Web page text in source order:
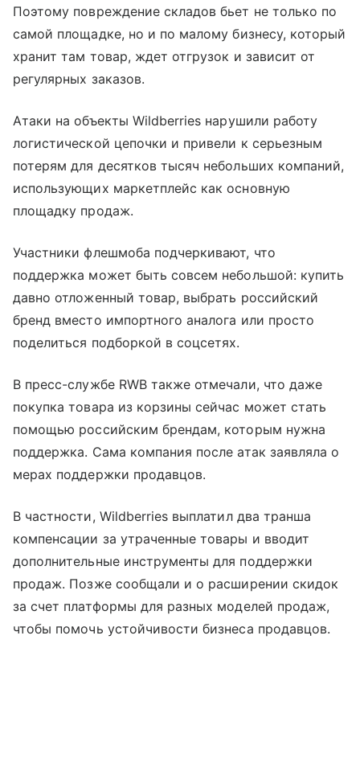
Поэтому повреждение складов бьет не только по
самой площадке, но и по малому бизнесу, который
хранит там товар, ждет отгрузок и зависит от
регулярных заказов.
Атаки на объекты Wildberries нарушили работу
логистической цепочки и привели к серьезным
потерям для десятков тысяч небольших компаний,
использующих маркетплейс как основную
площадку продаж.
Участники флешмоба подчеркивают, что
поддержка может быть совсем небольшой: купить
давно отложенный товар, выбрать российский
бренд вместо импортного аналога или просто
поделиться подборкой в соцсетях.
В пресс-службе RWB также отмечали, что даже
покупка товара из корзины сейчас может стать
помощью российским брендам, которым нужна
поддержка. Сама компания после атак заявляла о
мерах поддержки продавцов.
В частности, Wildberries выплатил два транша
компенсации за утраченные товары и вводит
дополнительные инструменты для поддержки
продаж. Позже сообщали и о расширении скидок
за счет платформы для разных моделей продаж,
чтобы помочь устойчивости бизнеса продавцов.